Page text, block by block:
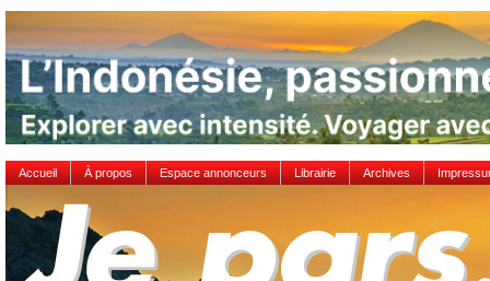
Accueil À propos Espace annonceurs Librairie Archives